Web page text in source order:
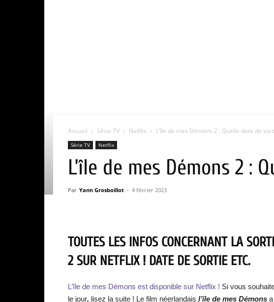
Accueil Série TV Netflix L’île de mes Démons 2 : Quelle date de
Série TV Netflix
L’île de mes Démons 2 :
Par Yann Grosboillot - 4 février 2023
TOUTES LES INFOS CONCERNANT LA
2 SUR NETFLIX ! DATE DE SORTIE ETC.
L’île de mes Démons est disponible sur Netflix ! Si vous
le jour, lisez la suite ! Le film néerlandais l’île de mes Démons